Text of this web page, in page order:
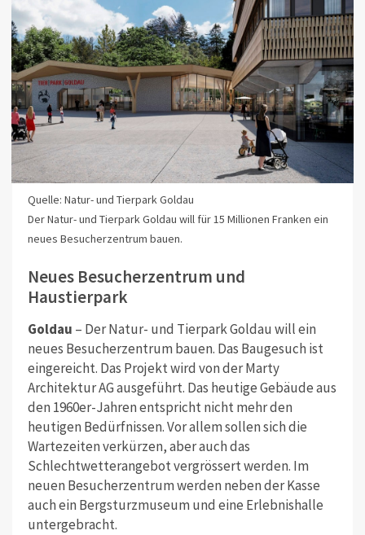
Quelle: Natur- und Tierpark Goldau
Der Natur- und Tierpark Goldau will für 15 Millionen Franken ein
neues Besucherzentrum bauen.
Neues Besucherzentrum und
Haustierpark
Goldau – Der Natur- und Tierpark Goldau will ein
neues Besucherzentrum bauen. Das Baugesuch ist
eingereicht. Das Projekt wird von der Marty
Architektur AG ausgeführt. Das heutige Gebäude aus
den 1960er-Jahren entspricht nicht mehr den
heutigen Bedürfnissen. Vor allem sollen sich die
Wartezeiten verkürzen, aber auch das
Schlechtwetterangebot vergrössert werden. Im
neuen Besucherzentrum werden neben der Kasse
auch ein Bergsturzmuseum und eine Erlebnishalle
untergebracht.